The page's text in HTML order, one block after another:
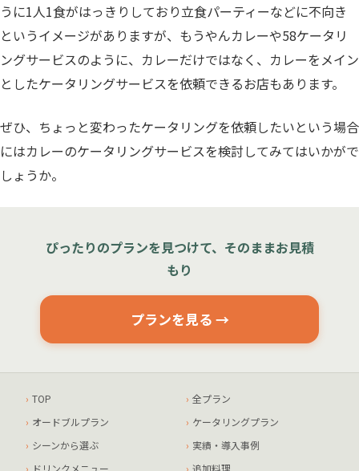
うに1人1食がはっきりしており立食パーティーなどに不向き
というイメージがありますが、もうやんカレーや58ケータリ
ングサービスのように、カレーだけではなく、カレーをメイン
としたケータリングサービスを依頼できるお店もあります。
ぜひ、ちょっと変わったケータリングを依頼したいという場合
にはカレーのケータリングサービスを検討してみてはいかがで
しょうか。
ぴったりのプランを見つけて、そのままお見積
もり
プランを見る →
TOP
全プラン
オードブルプラン
ケータリングプラン
シーンから選ぶ
実績・導入事例